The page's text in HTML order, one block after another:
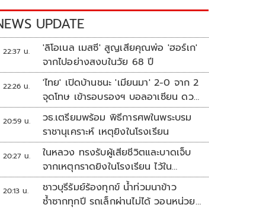
UPDATE
22:37 น.
'ลิโอเนล เมสซี' สูญเสียคุณพ่อ 'ฮอร์เก'
จากไปอย่างสงบในวัย 68 ปี
22:26 น.
'ไทย' เปิดบ้านชนะ 'เมียนมา' 2-0 จาก 2
จุดโทษ เข้ารอบรองฯ บอลอาเซียน ดวล
'สิงคโปร์'
20:59 น.
วธ.เตรียมพร้อม พิธีการศพในพระบรม
ราชานุเคราะห์ เหตุยิงในโรงเรียน
20:27 น.
ในหลวง ทรงรับผู้เสียชีวิตและบาดเจ็บ
จากเหตุกราดยิงในโรงเรียน ไว้ใน
พระบรมราชานุเคราะห์
20:13 น.
ชาวบุรีรัมย์ร้องทุกข์ น้ำท่วมนาข้าว
ซ้ำซากทุกปี รถเล็กผ่านไม่ได้ วอนหน่วย